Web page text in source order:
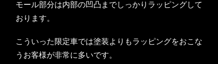
モール部分は内部の凹凸までしっかりラッピングして
おります。
こういった限定車では塗装よりもラッピングをおこな
うお客様が非常に多いです。